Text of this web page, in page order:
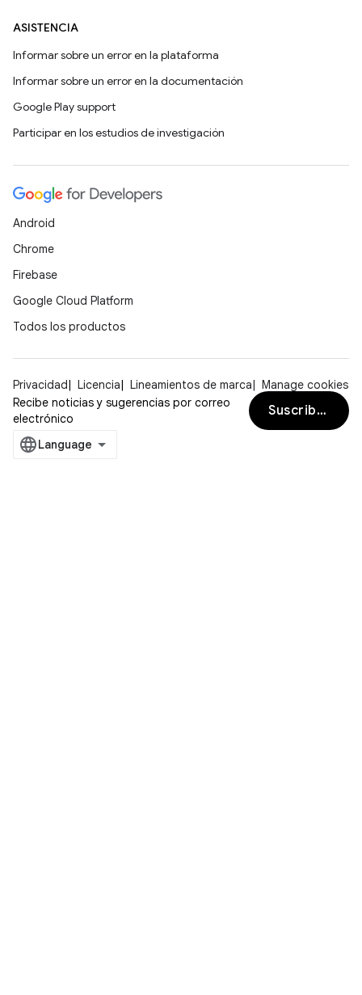
ASISTENCIA
Informar sobre un error en la plataforma
Informar sobre un error en la documentación
Google Play support
Participar en los estudios de investigación
Android
Chrome
Firebase
Google Cloud Platform
Todos los productos
Privacidad Licencia Lineamientos de marca
Manage cookies
Recibe noticias y sugerencias por correo
electrónico
Suscribirse